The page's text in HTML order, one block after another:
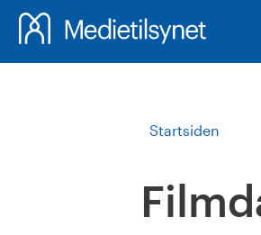
Startsiden